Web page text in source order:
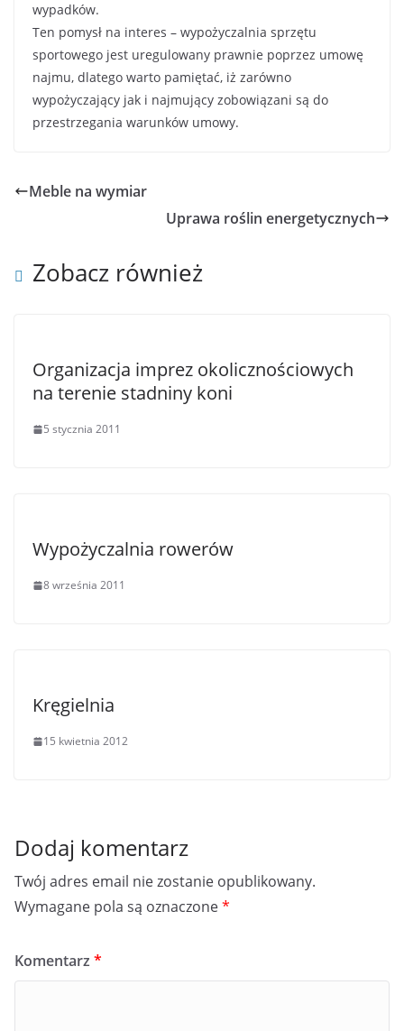
wypadków.
Ten pomysł na interes – wypożyczalnia sprzętu
sportowego jest uregulowany prawnie poprzez umowę
najmu, dlatego warto pamiętać, iż zarówno
wypożyczający jak i najmujący zobowiązani są do
przestrzegania warunków umowy.
Meble na wymiar
Uprawa roślin energetycznych
Zobacz również
Organizacja imprez okolicznościowych
na terenie stadniny koni
5 stycznia 2011
Wypożyczalnia rowerów
8 września 2011
Kręgielnia
15 kwietnia 2012
Dodaj komentarz
Twój adres email nie zostanie opublikowany.
Wymagane pola są oznaczone*
Komentarz *